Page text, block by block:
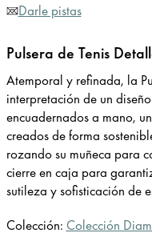
Darle pistas
Pulsera de Tenis
Atemporal y refinada, la
interpretación de un
encuadernados a mano,
creados de forma
rozando su muñeca para
cierre en caja para
sutileza y sofisticación de
Colección: Colección